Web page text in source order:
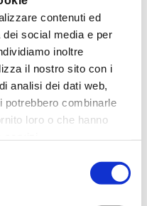
contenuti ed
social media e per
inoltre
il nostro sito con i
analisi dei dati web,
potrebbero combinarle
loro o che hanno
come tra le
ci sia nessun
solo tutorial, un
del
Biden.